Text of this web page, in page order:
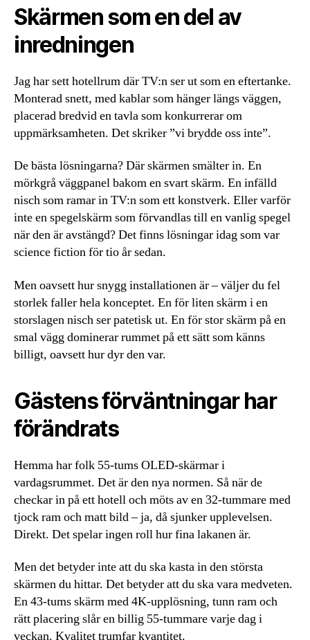
Skärmen som en del av
inredningen
Jag har sett hotellrum där TV:n ser ut som en eftertanke.
Monterad snett, med kablar som hänger längs väggen,
placerad bredvid en tavla som konkurrerar om
uppmärksamheten. Det skriker ”vi brydde oss inte”.
De bästa lösningarna? Där skärmen smälter in. En
mörkgrå väggpanel bakom en svart skärm. En infälld
nisch som ramar in TV:n som ett konstverk. Eller varför
inte en spegelskärm som förvandlas till en vanlig spegel
när den är avstängd? Det finns lösningar idag som var
science fiction för tio år sedan.
Men oavsett hur snygg installationen är – väljer du fel
storlek faller hela konceptet. En för liten skärm i en
storslagen nisch ser patetisk ut. En för stor skärm på en
smal vägg dominerar rummet på ett sätt som känns
billigt, oavsett hur dyr den var.
Gästens förväntningar har
förändrats
Hemma har folk 55-tums OLED-skärmar i
vardagsrummet. Det är den nya normen. Så när de
checkar in på ett hotell och möts av en 32-tummare med
tjock ram och matt bild – ja, då sjunker upplevelsen.
Direkt. Det spelar ingen roll hur fina lakanen är.
Men det betyder inte att du ska kasta in den största
skärmen du hittar. Det betyder att du ska vara medveten.
En 43-tums skärm med 4K-upplösning, tunn ram och
rätt placering slår en billig 55-tummare varje dag i
veckan. Kvalitet trumfar kvantitet.